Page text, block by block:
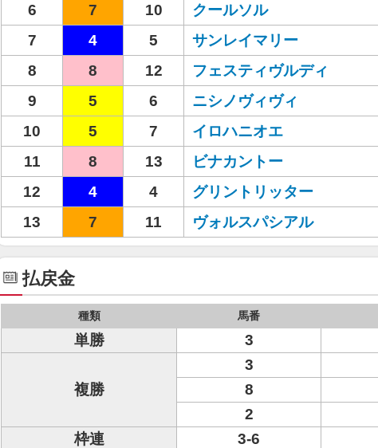
6
7 10 クールソル
7
4 5 サンレイマリー
8
8 12 フェスティヴルディ
9
5 6 ニシノヴィヴィ
10
5 7 イロハニオエ
11
8 13 ビナカントー
12
4 4 グリントリッター
13
7 11 ヴォルスパシアル
払戻金
種類 馬番
単勝 3
複勝
3
8
2
枠連
3-6